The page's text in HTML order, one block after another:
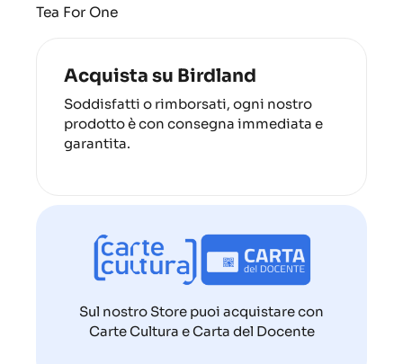
Tea For One
Acquista su Birdland
Soddisfatti o rimborsati, ogni nostro
prodotto è con consegna immediata e
garantita.
Sul nostro Store puoi acquistare con
Carte Cultura e Carta del Docente